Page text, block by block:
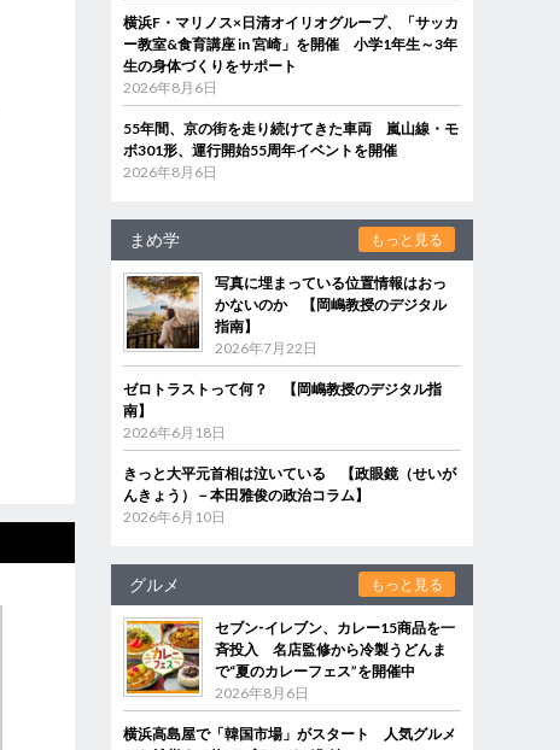
横浜F・マリノス×日清オイリオグループ、「サッカ
ー教室&食育講座 in 宮崎」を開催 小学1年生～3年
生の身体づくりをサポート
2026年8月6日
55年間、京の街を走り続けてきた車両 嵐山線・モ
ボ301形、運行開始55周年イベントを開催
2026年8月6日
まめ学 もっと見る
写真に埋まっている位置情報はおっ
かないのか 【岡嶋教授のデジタル
指南】
2026年7月22日
ゼロトラストって何？ 【岡嶋教授のデジタル指
南】
2026年6月18日
きっと大平元首相は泣いている 【政眼鏡（せいが
んきょう）－本田雅俊の政治コラム】
2026年6月10日
グルメ もっと見る
セブン‐イレブン、カレー15商品を一
斉投入 名店監修から冷製うどんま
で“夏のカレーフェス”を開催中
2026年8月6日
横浜高島屋で「韓国市場」がスタート 人気グルメ